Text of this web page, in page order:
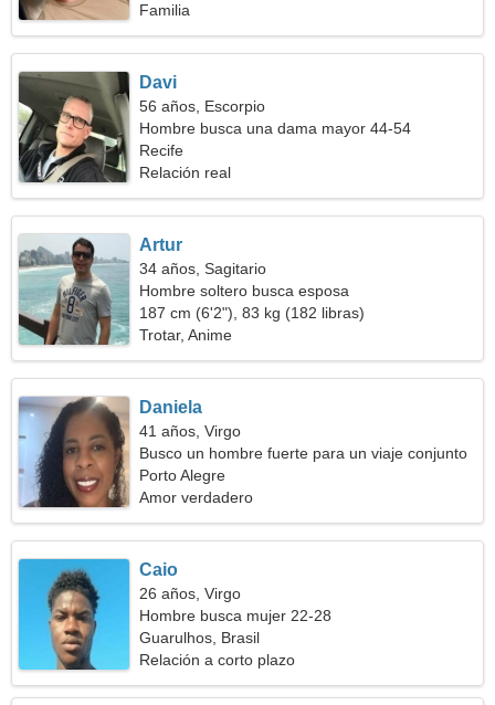
Familia
Davi
56 años, Escorpio
Hombre busca una dama mayor 44-54
Recife
Relación real
Artur
34 años, Sagitario
Hombre soltero busca esposa
187 cm (6'2"), 83 kg (182 libras)
Trotar, Anime
Daniela
41 años, Virgo
Busco un hombre fuerte para un viaje conjunto
Porto Alegre
Amor verdadero
Caio
26 años, Virgo
Hombre busca mujer 22-28
Guarulhos, Brasil
Relación a corto plazo